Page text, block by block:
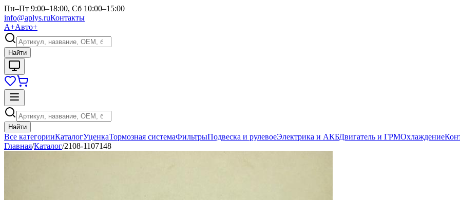
Пн–Пт 9:00–18:00, Сб 10:00–15:00
info@aplys.ruКонтакты
А+Авто+
Найти
Найти
Все категорииКаталогУценкаТормозная системаФильтрыПодвеска и рулевоеЭлектрика и АКБДвигатель и ГРМОхлаждение
Главная/Каталог/2108-1107148